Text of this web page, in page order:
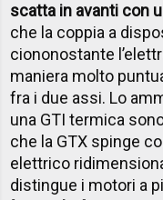
scatta in avanti con
che la coppia a
ciononostante
maniera molto
fra i due assi. Lo
una GTI termica
che la GTX spinge
elettrico
distingue i motori a